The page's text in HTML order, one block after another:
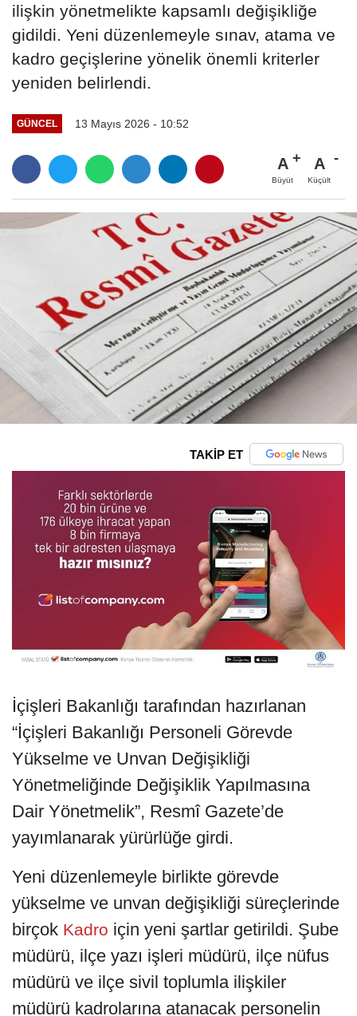
ilişkin yönetmelikte kapsamlı değişikliğe
gidildi. Yeni düzenlemeyle sınav, atama ve
kadro geçişlerine yönelik önemli kriterler
yeniden belirlendi.
GÜNCEL 13 Mayıs 2026 - 10:52
A
Büyüt
A
Küçült
TAKİP ET
İçişleri Bakanlığı tarafından hazırlanan
“İçişleri Bakanlığı Personeli Görevde
Yükselme ve Unvan Değişikliği
Yönetmeliğinde Değişiklik Yapılmasına
Dair Yönetmelik”, Resmî Gazete’de
yayımlanarak yürürlüğe girdi.
Yeni düzenlemeyle birlikte görevde
yükselme ve unvan değişikliği süreçlerinde
birçok Kadro için yeni şartlar getirildi. Şube
müdürü, ilçe yazı işleri müdürü, ilçe nüfus
müdürü ve ilçe sivil toplumla ilişkiler
müdürü kadrolarına atanacak personelin